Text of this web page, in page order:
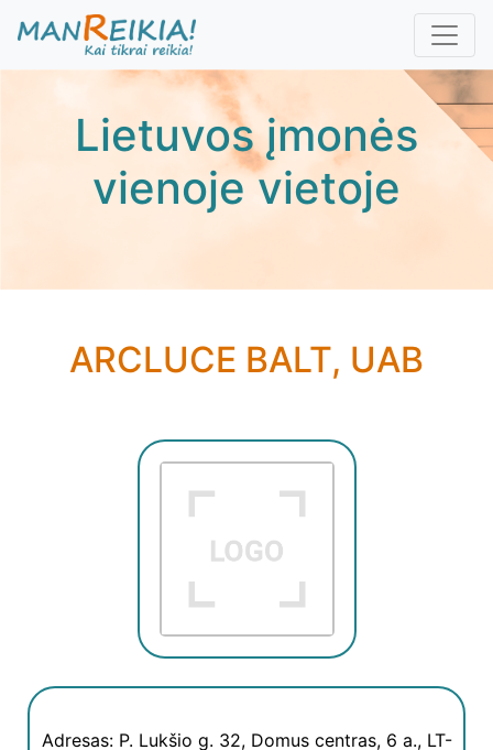
pagrindinį
Lietuvos įmonės
vienoje vietoje
ARCLUCE BALT, UAB
Adresas: P. Lukšio g. 32, Domus centras, 6 a., LT-